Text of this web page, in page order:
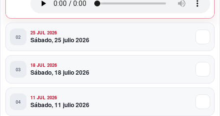
25 JUL 2026
Sábado, 25 julio 2026
18 JUL 2026
Sábado, 18 julio 2026
11 JUL 2026
Sábado, 11 julio 2026